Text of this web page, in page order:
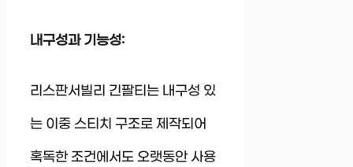
내구성과 기능성:
리스판서빌리 긴팔티는 내구성 있
는 이중 스티치 구조로 제작되어
혹독한 조건에서도 오랫동안 사용